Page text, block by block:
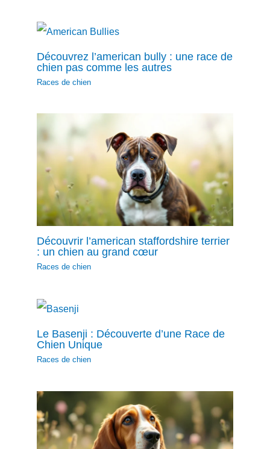
Découvrez l’american bully : une race de
chien pas comme les autres
Races de chien
Découvrir l’american staffordshire terrier
: un chien au grand cœur
Races de chien
Le Basenji : Découverte d’une Race de
Chien Unique
Races de chien